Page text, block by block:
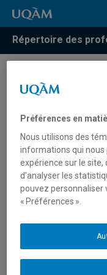
Répertoire des
Résultats
Doyon,
Manoeuvre en art
Préférences en
Nous utilisons des
informations qui nous
expérience sur le site,
d’analyser les
pouvez personnaliser
« Préférences ».